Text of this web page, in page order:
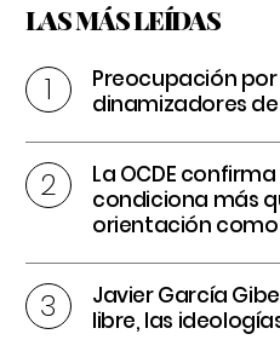
LAS MÁS LEÍDAS
Preocupación por
dinamizadores de
La OCDE
condiciona más
orientación
Javier García
libre, las